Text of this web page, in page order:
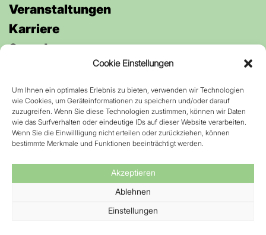
Cookie Einstellungen
Um Ihnen ein optimales Erlebnis zu bieten, verwenden wir Technologien
wie Cookies, um Geräteinformationen zu speichern und/oder darauf
zuzugreifen. Wenn Sie diese Technologien zustimmen, können wir Daten
wie das Surfverhalten oder eindeutige IDs auf dieser Website verarbeiten.
Wenn Sie die Einwillligung nicht erteilen oder zurückziehen, können
bestimmte Merkmale und Funktionen beeinträchtigt werden.
Akzeptieren
Ablehnen
Einstellungen
Veran­staltungen
Karriere
Spenden
Anfahrt
Kontakt
Datenschutz